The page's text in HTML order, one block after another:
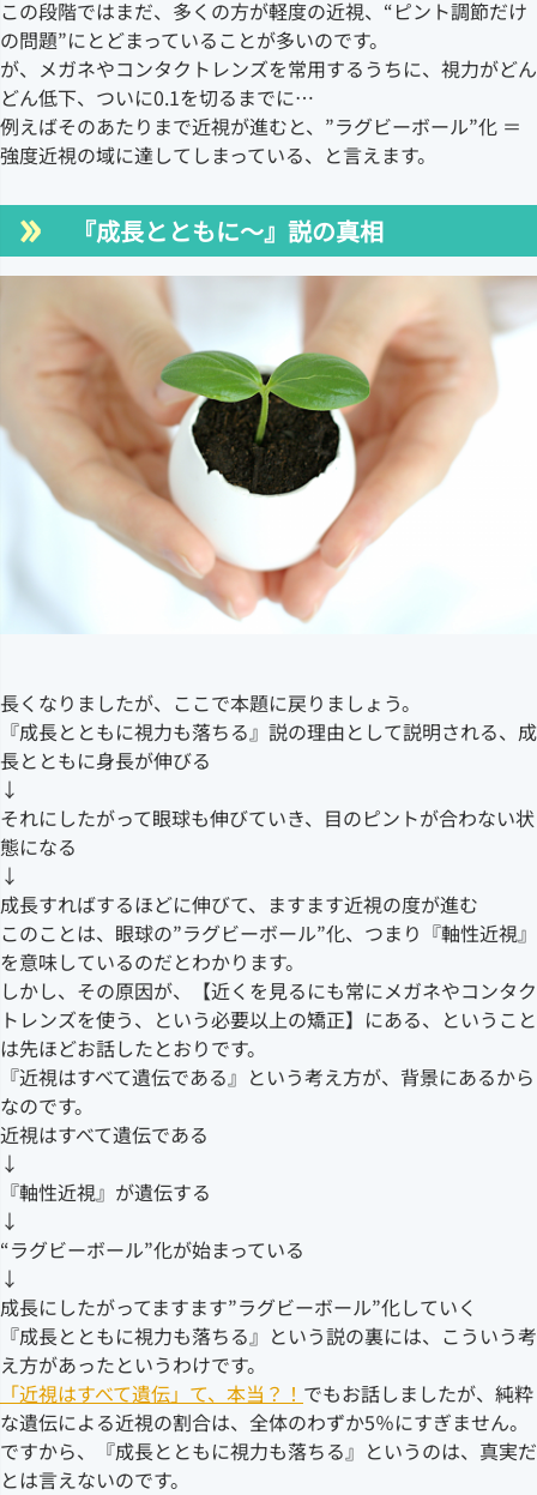
この段階ではまだ、多くの方が軽度の近視、“ピント調節だけ
の問題”にとどまっていることが多いのです。
が、メガネやコンタクトレンズを常用するうちに、視力がどん
どん低下、ついに0.1を切るまでに…
例えばそのあたりまで近視が進むと、”ラグビーボール”化 ＝
強度近視の域に達してしまっている、と言えます。
『成長とともに～』説の真相
長くなりましたが、ここで本題に戻りましょう。
『成長とともに視力も落ちる』説の理由として説明される、成
長とともに身長が伸びる
↓
それにしたがって眼球も伸びていき、目のピントが合わない状
態になる
↓
成長すればするほどに伸びて、ますます近視の度が進む
このことは、眼球の”ラグビーボール”化、つまり『軸性近視』
を意味しているのだとわかります。
しかし、その原因が、【近くを見るにも常にメガネやコンタク
トレンズを使う、という必要以上の矯正】にある、ということ
は先ほどお話したとおりです。
『近視はすべて遺伝である』という考え方が、背景にあるから
なのです。
近視はすべて遺伝である
↓
『軸性近視』が遺伝する
↓
“ラグビーボール”化が始まっている
↓
成長にしたがってますます”ラグビーボール”化していく
『成長とともに視力も落ちる』という説の裏には、こういう考
え方があったというわけです。
「近視はすべて遺伝」て、本当？！ でもお話しましたが、純粋
な遺伝による近視の割合は、全体のわずか5％にすぎません。
ですから、『成長とともに視力も落ちる』というのは、真実だ
とは言えないのです。